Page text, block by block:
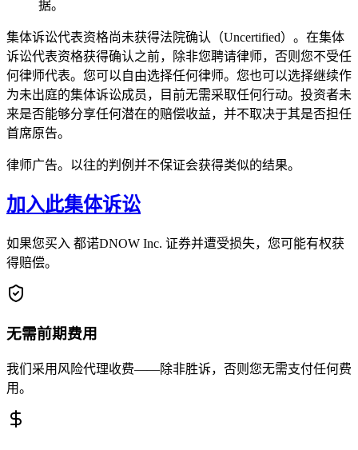
据。
集体诉讼代表资格尚未获得法院确认（Uncertified）。在集体
诉讼代表资格获得确认之前，除非您聘请律师，否则您不受任
何律师代表。您可以自由选择任何律师。您也可以选择继续作
为未出庭的集体诉讼成员，目前无需采取任何行动。投资者未
来是否能够分享任何潜在的赔偿收益，并不取决于其是否担任
首席原告。
律师广告。以往的判例并不保证会获得类似的结果。
加入此集体诉讼
如果您买入 都诺DNOW Inc. 证券并遭受损失，您可能有权获
得赔偿。
无需前期费用
我们采用风险代理收费——除非胜诉，否则您无需支付任何费
用。